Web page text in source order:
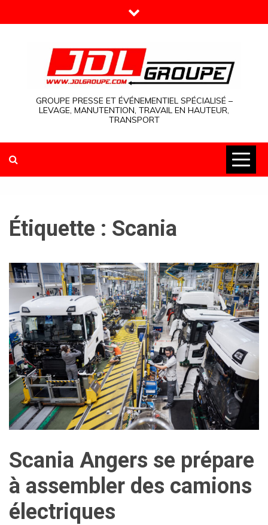
to
GROUPE PRESSE ET ÉVÉNEMENTIEL SPÉCIALISÉ –
LEVAGE, MANUTENTION, TRAVAIL EN HAUTEUR,
TRANSPORT
Étiquette : Scania
Scania Angers se prépare
à assembler des camions
électriques